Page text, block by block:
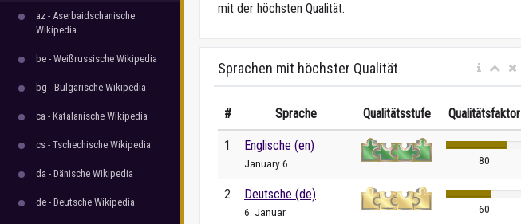
az - Aserbaidschanische
Wikipedia
be - Weißrussische Wikipedia
bg - Bulgarische Wikipedia
ca - Katalanische Wikipedia
cs - Tschechische Wikipedia
da - Dänische Wikipedia
de - Deutsche Wikipedia
mit der höchsten Qualität.
Sprachen mit höchster Qualität
# Sprache Qualitätsstufe Qualitätsfaktor
1 Englische (en)
January 6 80
2 Deutsche (de)
6. Januar 60